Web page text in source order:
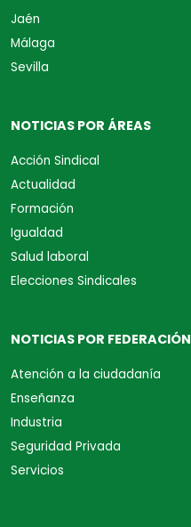
Jaén
Málaga
Sevilla
NOTICIAS POR ÁREAS
Acción Sindical
Actualidad
Formación
Igualdad
Salud laboral
Elecciones Sindicales
NOTICIAS POR FEDERACIÓN
Atención a la ciudadanía
Enseñanza
Industria
Seguridad Privada
Servicios